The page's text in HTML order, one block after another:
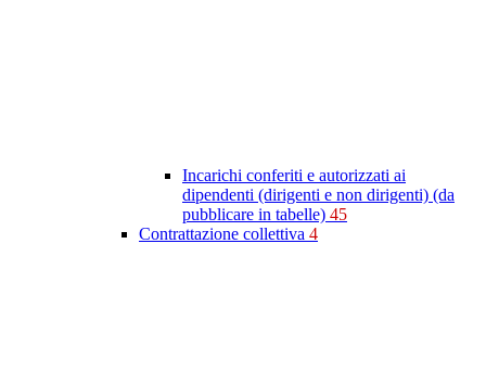
Incarichi conferiti e autorizzati ai
dipendenti (dirigenti e non dirigenti) (da
pubblicare in tabelle) 45
Contrattazione collettiva 4